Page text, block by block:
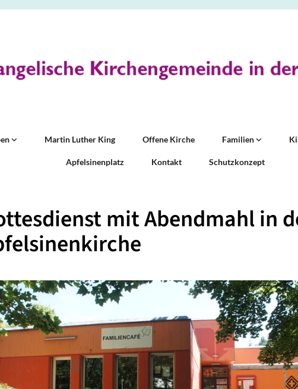
Martin Luther King Offene Kirche Familien
Apfelsinenplatz Kontakt Schutzkonzept
mit Abendmahl in